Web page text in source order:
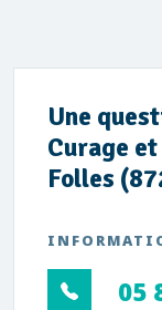
Une
Curage
Folles
05